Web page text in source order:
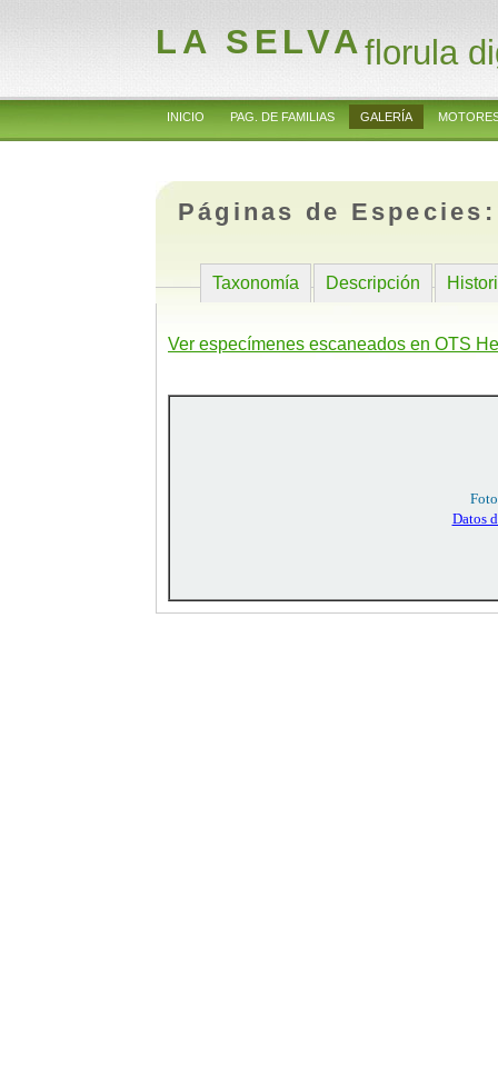
LA SELVAflorula
INICIO PAG. DE FAMILIAS GALERÍA
Páginas de
Taxonomía Descripción
Ver especímenes escaneados en OTS
Datos